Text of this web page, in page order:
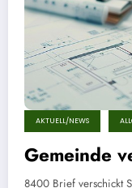
AKTUELL/NEWS
Gemeinde
8400 Brief verschickt